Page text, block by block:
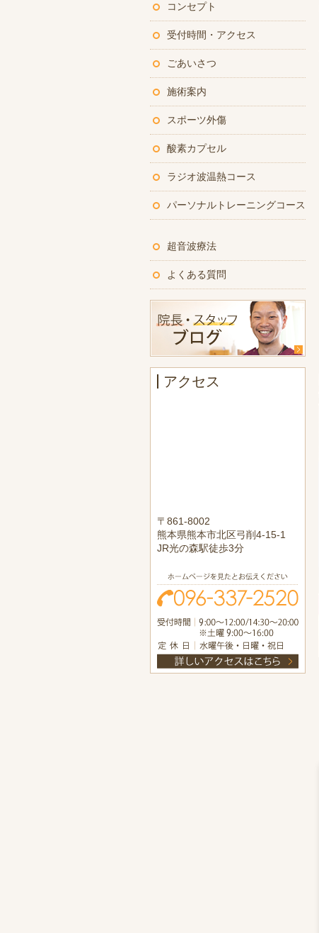
コンセプト
受付時間・アクセス
ごあいさつ
施術案内
スポーツ外傷
酸素カプセル
ラジオ波温熱コース
パーソナルトレーニングコース
超音波療法
よくある質問
アクセス
〒861-8002
熊本県熊本市北区弓削4-15-1
JR光の森駅徒歩3分